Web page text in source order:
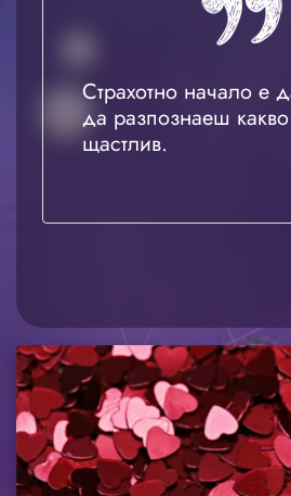
Страхотно начало е
да разпознаеш
щастлив.